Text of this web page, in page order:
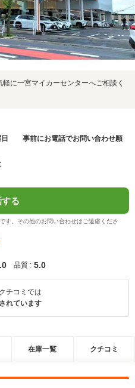
に一宮マイカーセンターへご相談く
日 事前にお電話でお問い合わせ願
る
す。その他のお問い合わせはご遠慮くださ
品質 : 5.0
チコミでは
れています
在庫一覧 クチコミ